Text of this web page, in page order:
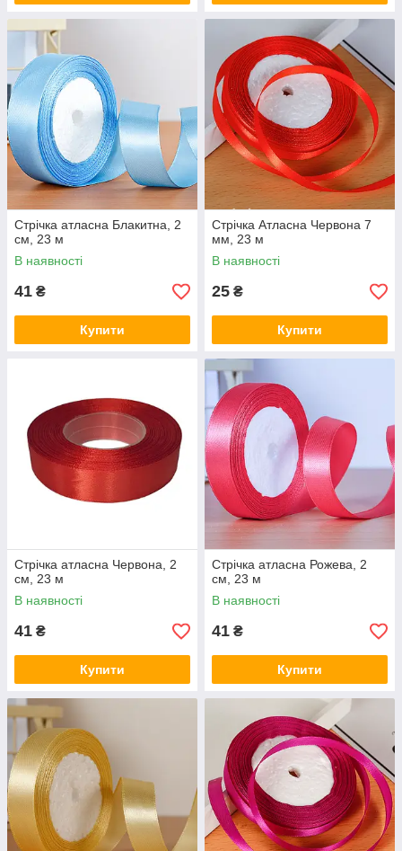
Стрічка атласна Блакитна, 2
см, 23 м
В наявності
41 ₴
Купити
Стрічка Атласна Червона 7
мм, 23 м
В наявності
25 ₴
Купити
Стрічка атласна Червона, 2
см, 23 м
В наявності
41 ₴
Купити
Стрічка атласна Рожева, 2
см, 23 м
В наявності
41 ₴
Купити